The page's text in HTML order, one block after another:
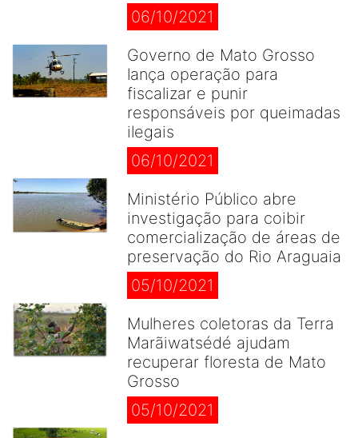
06/10/2021
Governo de Mato Grosso
lança operação para
fiscalizar e punir
responsáveis por queimadas
ilegais
06/10/2021
Ministério Público abre
investigação para coibir
comercialização de áreas de
preservação do Rio Araguaia
05/10/2021
Mulheres coletoras da Terra
Marãiwatsédé ajudam
recuperar floresta de Mato
Grosso
05/10/2021